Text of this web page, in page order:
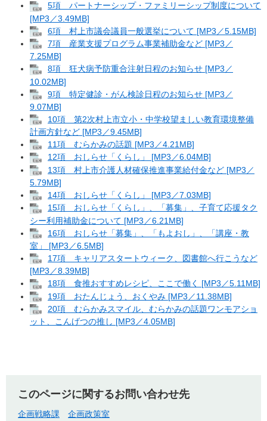
5項 パートナーシップ・ファミリーシップ制度について
[MP3／3.49MB]
6項 村上市議会議員一般選挙について [MP3／5.15MB]
7項 産業支援プログラム事業補助金など [MP3／
7.25MB]
8項 狂犬病予防重合注射日程のお知らせ [MP3／
10.02MB]
9項 特定健診・がん検診日程のお知らせ [MP3／
9.07MB]
10項 第2次村上市立小・中学校望ましい教育環境整備
計画方針など [MP3／9.45MB]
11項 むらかみの話題 [MP3／4.21MB]
12項 おしらせ「くらし」 [MP3／6.04MB]
13項 村上市介護人材確保推進事業給付金など [MP3／
5.79MB]
14項 おしらせ「くらし」 [MP3／7.03MB]
15項 おしらせ「くらし」、「募集」、子育て応援タク
シー利用補助金について [MP3／6.21MB]
16項 おしらせ「募集」、「もよおし」、「講座・教
室」 [MP3／6.5MB]
17項 キャリアスタートウィーク、図書館へ行こうなど
[MP3／8.39MB]
18項 食推おすすめレシピ、ここで働く [MP3／5.11MB]
19項 おたんじょう、おくやみ [MP3／11.38MB]
20項 むらかみスマイル、むらかみの話題ワンモアショ
ット、こんげつの推し [MP3／4.05MB]
このページに関するお問い合わせ先
企画戦略課
企画政策室